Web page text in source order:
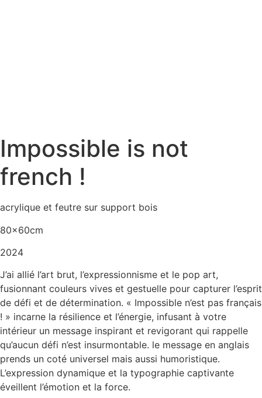
Impossible is not
french !
acrylique et feutre sur support bois
80x60cm
2024
J’ai allié l’art brut, l’expressionnisme et le pop art,
fusionnant couleurs vives et gestuelle pour capturer l’esprit
de défi et de détermination. « Impossible n’est pas français
! » incarne la résilience et l’énergie, infusant à votre
intérieur un message inspirant et revigorant qui rappelle
qu’aucun défi n’est insurmontable. le message en anglais
prends un coté universel mais aussi humoristique.
L’expression dynamique et la typographie captivante
éveillent l’émotion et la force.